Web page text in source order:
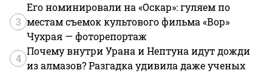
3
Его номинировали на «Оскар»: гуляем по
местам съемок культового фильма «Вор»
Чухрая — фоторепортаж
4
Почему внутри Урана и Нептуна идут дожди
из алмазов? Разгадка удивила даже ученых